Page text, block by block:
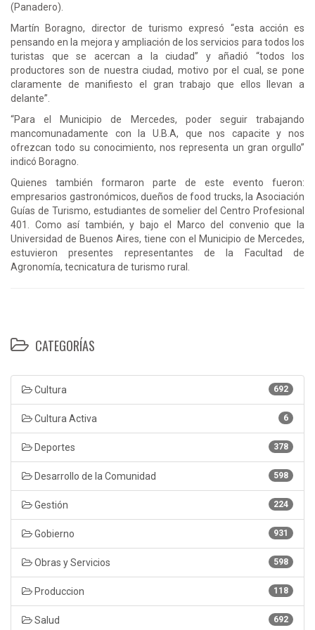
(Panadero).
Martín Boragno, director de turismo expresó “esta acción es
pensando en la mejora y ampliación de los servicios para todos los
turistas que se acercan a la ciudad” y añadió “todos los
productores son de nuestra ciudad, motivo por el cual, se pone
claramente de manifiesto el gran trabajo que ellos llevan a
delante”.
“Para el Municipio de Mercedes, poder seguir trabajando
mancomunadamente con la U.B.A, que nos capacite y nos
ofrezcan todo su conocimiento, nos representa un gran orgullo”
indicó Boragno.
Quienes también formaron parte de este evento fueron:
empresarios gastronómicos, dueños de food trucks, la Asociación
Guías de Turismo, estudiantes de somelier del Centro Profesional
401. Como así también, y bajo el Marco del convenio que la
Universidad de Buenos Aires, tiene con el Municipio de Mercedes,
estuvieron presentes representantes de la Facultad de
Agronomía, tecnicatura de turismo rural.
CATEGORÍAS
692
Cultura
6
Cultura Activa
378
Deportes
598
Desarrollo de la Comunidad
224
Gestión
931
Gobierno
598
Obras y Servicios
118
Produccion
692
Salud